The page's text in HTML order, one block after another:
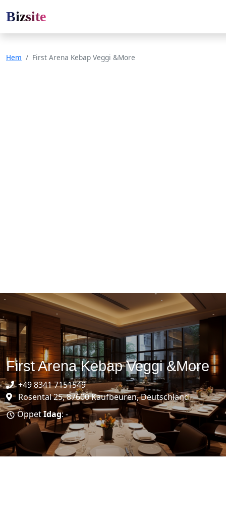
Bizsite
Hem First Arena Kebap Veggi &More
First Arena Kebap Veggi &More
+49 8341 7151549
Rosental 25, 87600 Kaufbeuren, Deutschland
ÖppetIdag: -